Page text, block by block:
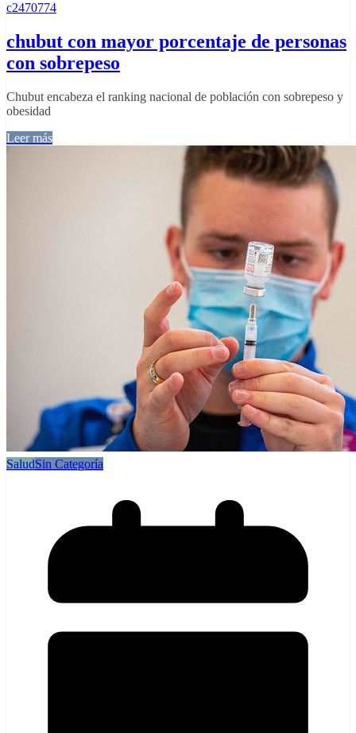
c2470774
chubut con mayor porcentaje de personas
con sobrepeso
Chubut encabeza el ranking nacional de población con sobrepeso y
obesidad
Leer más
SaludSin Categoría